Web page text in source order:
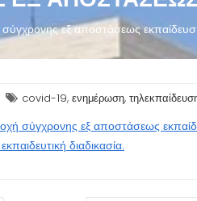
εξ αποστάσεως
covid-19, ενημέρωση,
σύγχρονης εξ αποστάσεως
διαδικασία.